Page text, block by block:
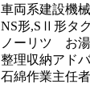
車両系建設機
NS形,SⅡ形タ
ノーリツ お
整理収納アド
石綿作業主任